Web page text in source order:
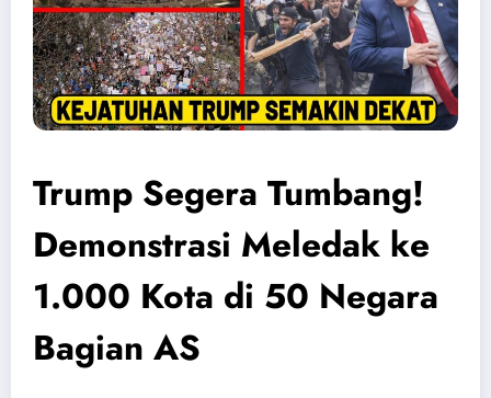
Trump Segera Tumbang!
Demonstrasi Meledak ke
1.000 Kota di 50 Negara
Bagian AS